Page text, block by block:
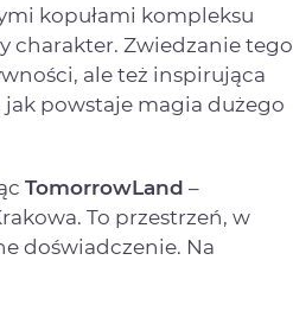
kopułami kompleksu
charakter. Zwiedzanie tego
ale też inspirująca
powstaje magia dużego
TomorrowLand –
To przestrzeń, w
doświadczenie. Na